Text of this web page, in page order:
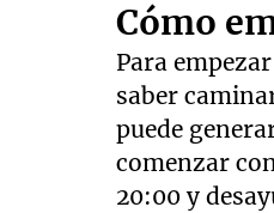
Cómo
Para
saber
puede
comenzar
20:00 y